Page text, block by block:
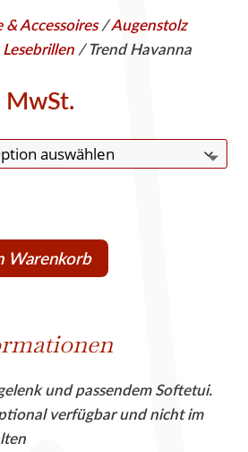
& Accessoires/Augenstolz
/ Trend Havanna
MwSt.
Warenkorb
und passendem Softetui.
verfügbar und nicht im